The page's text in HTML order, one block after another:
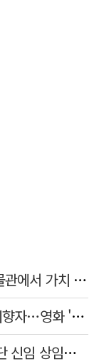
"평생 그려온 복식인물화, 국립대구박물관에서 가치 있게 활용되길"
[금주의 이슈] 하늘의 외계인, 바다의 귀향자…영화 '호프'와 '오디세이'
[차 한 잔] 최현묵 중구도심재생문화재단 신임 상임이사 "서문시장·경상감영 등 지역 자원 활용…문화의 일상화"